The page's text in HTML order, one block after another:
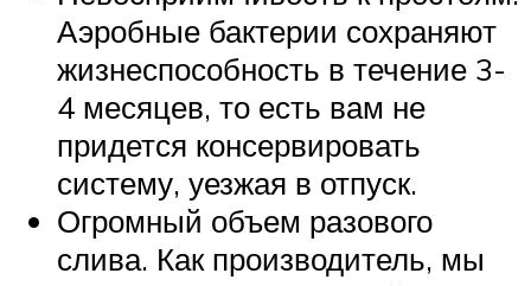
Аэробные бактерии сохраняют
жизнеспособность в течение 3-
4 месяцев, то есть вам не
придется консервировать
систему, уезжая в отпуск.
Огромный объем разового
слива. Как производитель, мы